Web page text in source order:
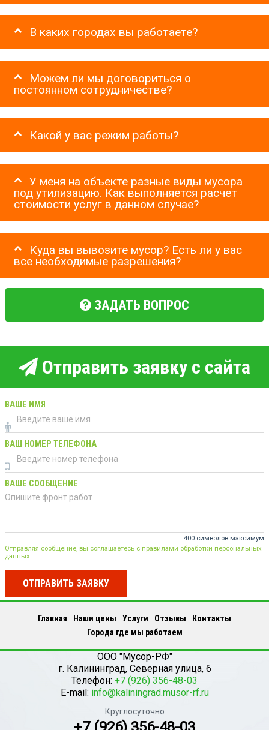
В каких городах вы работаете?
Можем ли мы договориться о
постоянном сотрудничестве?
Какой у вас режим работы?
У меня на объекте разные виды мусора
под утилизацию. Как выполняется расчет
стоимости услуг в данном случае?
Куда вы вывозите мусор? Есть ли у вас
все необходимые разрешения?
ЗАДАТЬ ВОПРОС
Отправить заявку с сайта
ВАШЕ ИМЯ
ВАШ НОМЕР ТЕЛЕФОНА
ВАШЕ СООБЩЕНИЕ
400 символов максимум
Отправляя сообщение, вы соглашаетесь с правилами обработки персональных
данных
ОТПРАВИТЬ ЗАЯВКУ
Главная Наши цены Услуги Отзывы
Контакты
Города где мы работаем
ООО "Мусор-РФ"
г. Калининград, Северная улица, 6
Телефон: +7 (926) 356-48-03
E-mail: info@kaliningrad.musor-rf.ru
Круглосуточно